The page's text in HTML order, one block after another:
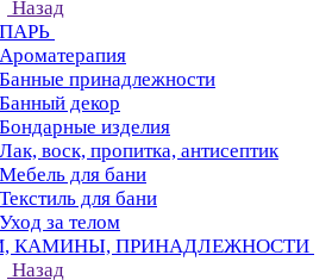
Назад
ПАРЬ
Ароматерапия
Банные принадлежности
Банный декор
Бондарные изделия
Лак, воск, пропитка, антисептик
Мебель для бани
Текстиль для бани
Уход за телом
КАМИНЫ, ПРИНАДЛЕЖНОСТИ
Назад